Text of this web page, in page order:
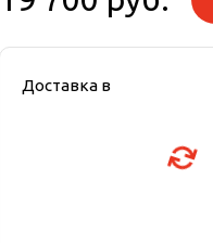
Доставка в